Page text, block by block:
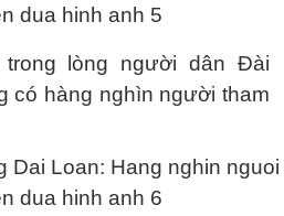
lòng người dân Đài
có hàng nghìn người tham